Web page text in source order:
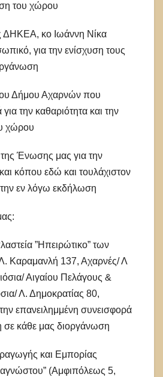
του χώρου
ΔΗΚΕΑ, κο Ιωάννη Νίκα
για την ενίσχυση τους
Δήμου Αχαρνών που
για την καθαριότητα και την
χώρου
Ένωσης μας για την
κόπου εδώ και τουλάχιστον
την εν λόγω εκδήλωση
”Ηπειρώτικο” των
Καραμανλή 137, Αχαρνές/ Λ
Αιγαίου Πελάγους &
Λ. Δημοκρατίας 80,
επανειλημμένη συνεισφορά
σε κάθε μας διοργάνωση
και Εμπορίας
(Αμφιπόλεως 5,